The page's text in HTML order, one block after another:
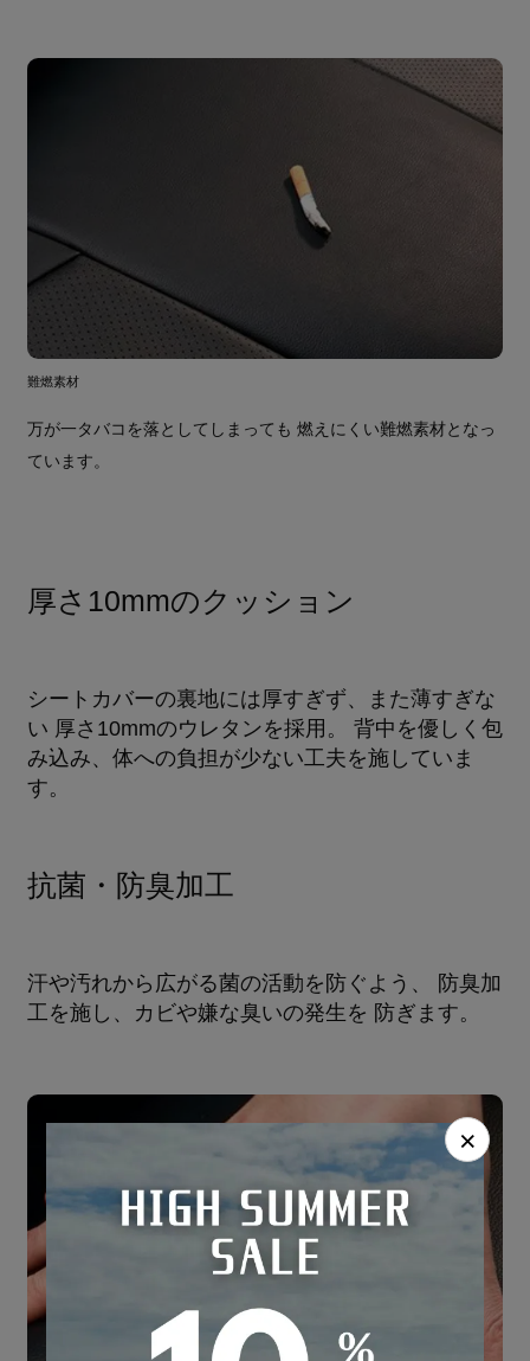
難燃素材
万が一タバコを落としてしまっても 燃えにくい難燃素材となっ
ています。
厚さ10mmのクッション
シートカバーの裏地には厚すぎず、また薄すぎな
い 厚さ10mmのウレタンを採用。 背中を優しく包
み込み、体への負担が少ない工夫を施していま
す。
抗菌・防臭加工
汗や汚れから広がる菌の活動を防ぐよう、 防臭加
工を施し、カビや嫌な臭いの発生を 防ぎます。
×